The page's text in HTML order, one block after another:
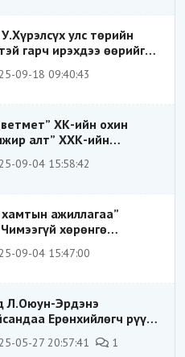
улс төрийн
гарч ирэхдээ өөрийгөө
төлөө тэмцэгч, “хуучин
нураагч” гэсэн
09-18 09:40:43
ХК-ийн охин
алт” ХХК-ийн
ажиллаж байсан
хэрэг хаашаа
09-04 15:58:42
ажиллагаа”
хөрөнгө
09-04 15:47:00
Л.Оюун-Эрдэнэ
Ерөнхийлөгч рүү
эхлэв үү
05-27 20:57:41 1